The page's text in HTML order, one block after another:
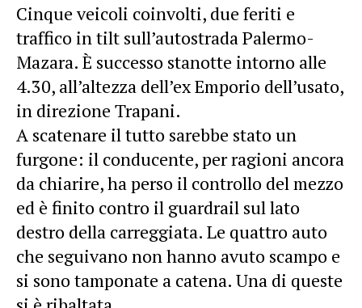
Cinque veicoli coinvolti, due feriti e
traffico in tilt sull’autostrada Palermo-
Mazara. È successo stanotte intorno alle
4.30, all’altezza dell’ex Emporio dell’usato,
in direzione Trapani.
A scatenare il tutto sarebbe stato un
furgone: il conducente, per ragioni ancora
da chiarire, ha perso il controllo del mezzo
ed è finito contro il guardrail sul lato
destro della carreggiata. Le quattro auto
che seguivano non hanno avuto scampo e
si sono tamponate a catena. Una di queste